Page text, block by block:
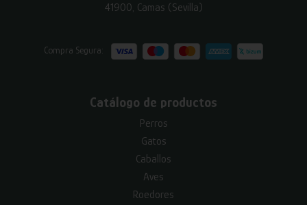
41900, Camas (Sevilla)
Compra Segura:
Catálogo de productos
Perros
Gatos
Caballos
Aves
Roedores